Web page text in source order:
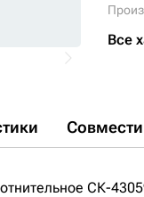
Все
СК-